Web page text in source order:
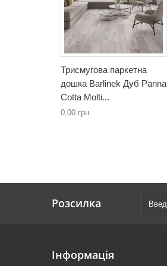
Триcмугова паркетна
дошка Barlinek Дуб Panna
Cotta Molti...
0,00 грн
Розсилка
Інформація